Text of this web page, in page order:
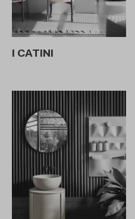
I CATINI